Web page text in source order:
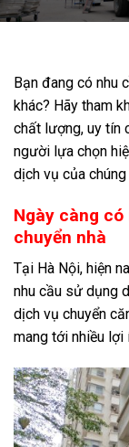
Bạn đang có nhu
khác? Hãy tham
chất lượng, uy tín
người lựa chọn
dịch vụ của chúng
Ngày càng
chuyển nhà
Tại Hà Nội, hiện
nhu cầu sử dụng
dịch vụ chuyển
mang tới nhiều lợi